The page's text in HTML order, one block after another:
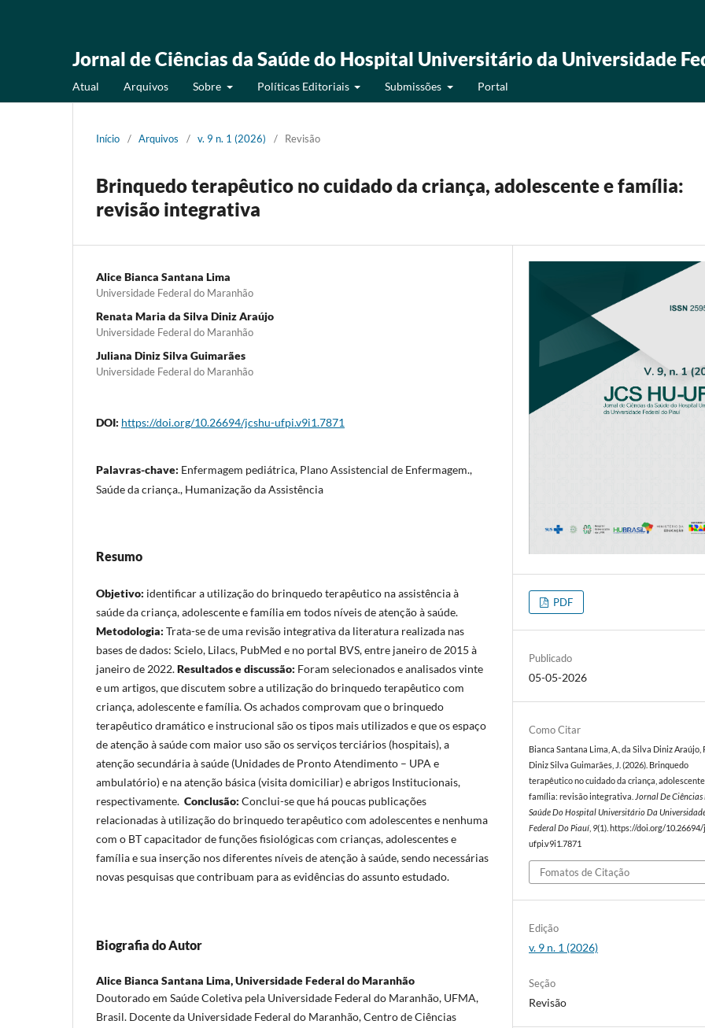
Jornal de Ciências da Saúde do Hospital Universitário da Universidade
Atual Arquivos Sobre Políticas Editoriais Submissões Portal
Início / Arquivos / v. 9 n. 1 (2026) / Revisão
Brinquedo terapêutico no cuidado da criança, adolescente e família:
revisão integrativa
Alice Bianca Santana Lima
Universidade Federal do Maranhão
Renata Maria da Silva Diniz Araújo
Universidade Federal do Maranhão
Juliana Diniz Silva Guimarães
Universidade Federal do Maranhão
DOI: https://doi.org/10.26694/jcshu-ufpi.v9i1.7871
Palavras-chave: Enfermagem pediátrica, Plano Assistencial de Enfermagem.,
Saúde da criança., Humanização da Assistência
Resumo
Objetivo: identificar a utilização do brinquedo terapêutico na assistência à
saúde da criança, adolescente e família em todos níveis de atenção à saúde.
Metodologia: Trata-se de uma revisão integrativa da literatura realizada nas
bases de dados: Scielo, Lilacs, PubMed e no portal BVS, entre janeiro de 2015 à
janeiro de 2022.Resultados e discussão: Foram selecionados e analisados vinte
e um artigos, que discutem sobre a utilização do brinquedo terapêutico com
criança, adolescente e família. Os achados comprovam que o brinquedo
terapêutico dramático e instrucional são os tipos mais utilizados e que os espaço
de atenção à saúde com maior uso são os serviços terciários (hospitais), a
atenção secundária à saúde (Unidades de Pronto Atendimento – UPA e
ambulatório) e na atenção básica (visita domiciliar) e abrigos Institucionais,
respectivamente. Conclusão: Conclui-se que há poucas publicações
relacionadas à utilização do brinquedo terapêutico com adolescentes e nenhuma
com o BT capacitador de funções fisiológicas com crianças, adolescentes e
família e sua inserção nos diferentes níveis de atenção à saúde, sendo necessárias
novas pesquisas que contribuam para as evidências do assunto estudado.
Biografia do Autor
Alice Bianca Santana Lima,Universidade Federal do Maranhão
Doutorado em Saúde Coletiva pela Universidade Federal do Maranhão, UFMA,
Brasil. Docente da Universidade Federal do Maranhão, Centro de Ciências
PDF
Publicado
05-05-2026
Como Citar
Bianca Santana Lima, A., da Silva Diniz Araújo,
Diniz Silva Guimarães, J. (2026). Brinquedo
terapêutico no cuidado da criança,
família: revisão integrativa. Jornal De Ciências
Saúde Do Hospital Universitário Da
Federal Do Piauí 9(1). https://doi.org/
ufpi.v9i1.7871
Fomatos de Citação
Edição
v. 9 n. 1 (2026)
Seção
Revisão